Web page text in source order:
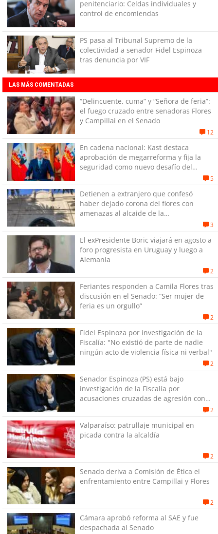
penitenciario: Celdas individuales y
control de encomiendas
PS pasa al Tribunal Supremo de la
colectividad a senador Fidel Espinoza
tras denuncia por VIF
LAS MÁS COMENTADAS
“Delincuente, cuma” y “Señora de feria”:
el fuego cruzado entre senadoras Flores
y Campillai en el Senado
12
En cadena nacional: Kast destaca
aprobación de megarreforma y fija la
seguridad como nuevo desafío del
5
Detienen a extranjero que confesó
haber dejado corona del flores con
amenazas al alcaide de la
3
El exPresidente Boric viajará en agosto a
foro progresista en Uruguay y luego a
Alemania
2
Feriantes responden a Camila Flores tras
discusión en el Senado: “Ser mujer de
feria es un orgullo”
2
Fidel Espinoza por investigación de la
Fiscalía: "No existió de parte de nadie
ningún acto de violencia física ni verbal"
2
Senador Espinoza (PS) está bajo
investigación de la Fiscalía por
acusaciones cruzadas de agresión con
2
Valparaíso: patrullaje municipal en
picada contra la alcaldía
2
Senado deriva a Comisión de Ética el
enfrentamiento entre Campillai y Flores
2
Cámara aprobó reforma al SAE y fue
despachada al Senado